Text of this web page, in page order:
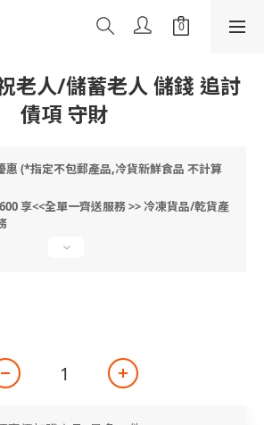
老人/儲蓄老人 儲錢 追討
債項 守財
惠 (*指定不包郵產品,冷貨新鮮食品 不計算
享<<全單一齊送服務 >> 冷凍貨品/乾貨產